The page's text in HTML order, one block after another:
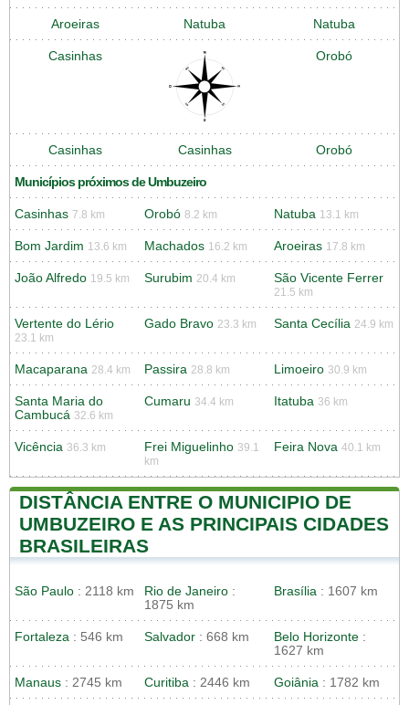
Aroeiras Natuba Natuba
Casinhas Orobó
Casinhas Casinhas Orobó
Municípios próximos de Umbuzeiro
Casinhas 7.8 km Orobó 8.2 km Natuba 13.1 km
Bom Jardim 13.6 km Machados 16.2 km Aroeiras 17.8 km
João Alfredo 19.5 km Surubim 20.4 km São Vicente Ferrer
21.5 km
Vertente do Lério
23.1 km
Gado Bravo 23.3 km Santa Cecília 24.9 km
Macaparana 28.4 km Passira 28.8 km Limoeiro 30.9 km
Santa Maria do
Cambucá 32.6 km
Cumaru 34.4 km Itatuba 36 km
Vicência 36.3 km Frei Miguelinho 39.1
km
Feira Nova 40.1 km
DISTÂNCIA ENTRE O MUNICIPIO DE
UMBUZEIRO E AS PRINCIPAIS CIDADES
BRASILEIRAS
São Paulo : 2118 km Rio de Janeiro :
1875 km
Brasília : 1607 km
Fortaleza : 546 km Salvador : 668 km Belo Horizonte :
1627 km
Manaus : 2745 km Curitiba : 2446 km Goiânia : 1782 km